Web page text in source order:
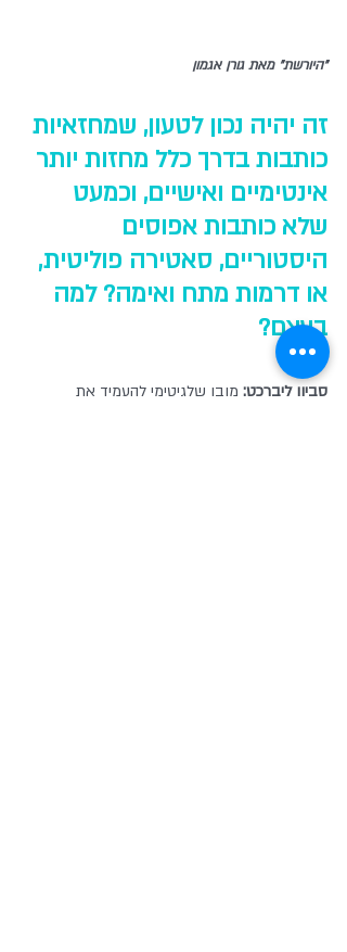
"היורשת" מאת גורן אגמון
זה יהיה נכון לטעון, שמחזאיות
כותבות בדרך כלל מחזות יותר
אינטימיים ואישיים, וכמעט
שלא כותבות אפוסים
היסטוריים, סאטירה פוליטית,
או דרמות מתח ואימה? למה
בעצם?
סביון ליברכט: מובן שלגיטימי להעמיד את